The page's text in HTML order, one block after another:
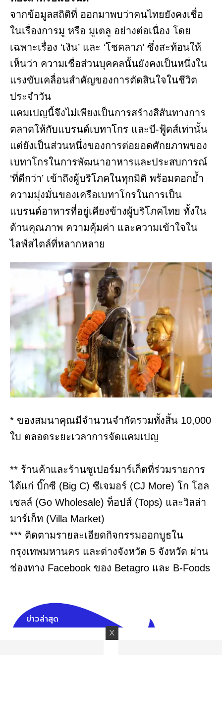
จากข้อมูลสถิติที่ ออกมาพบว่าคนไทยยังคงเชื่อ
ในเรื่องการมู หรือ มูเตลู อย่างต่อเนื่อง โดย
เฉพาะเรื่อง ‘เงิน’ และ ‘โชคลาภ’ ซึ่งสะท้อนให้
เห็นว่า ความเชื่อส่วนบุคคลนั้นยังคงเป็นหนึ่งใน
แรงขับเคลื่อนสำคัญของการตัดสินใจในชีวิต
ประจำวัน
แคมเปญนี้จึงไม่เพียงเป็นการสร้างสีสันทางการ
ตลาดให้กับแบรนด์เบทาโกร และบี-ฟู้ดส์เท่านั้น
แต่ยังเป็นส่วนหนึ่งของการต่อยอดศักยภาพของ
เบทาโกรในการพัฒนาอาหารและประสบการณ์
‘ที่ดีกว่า’ เข้าถึงผู้บริโภคในทุกมิติ พร้อมตอกย้ำ
ความมุ่งมั่นของเครือเบทาโกรในการเป็น
แบรนด์อาหารที่อยู่เคียงข้างผู้บริโภคไทย ทั้งใน
ด้านคุณภาพ ความคุ้มค่า และความเข้าใจใน
ไลฟ์สไตล์ที่หลากหลาย
* ของสมนาคุณมีจำนวนจำกัดรวมทั้งสิ้น 10,000
ใบ ตลอดระยะเวลาการจัดแคมเปญ
** ร้านค้าและร้านซูเปอร์มาร์เก็ตที่ร่วมรายการ
ได้แก่ บิ๊กซี (Big C) ซีเจมอร์ (CJ More) โก โฮล
เซลล์ (Go Wholesale) ท็อปส์ (Tops) และวิลล่า
มาร์เก็ท (Villa Market)
*** ติดตามรายละเอียดกิจกรรมออกบูธใน
กรุงเทพมหานคร และต่างจังหวัด 5 จังหวัด ผ่าน
ช่องทาง Facebook ของ Betagro และ B-Foods
ข่าวล่าสุด